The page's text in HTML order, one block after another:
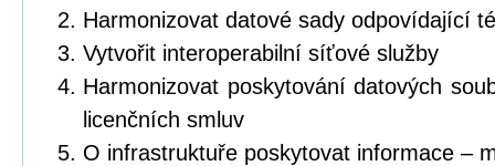
Harmonizovat datové sady odpovídající
Vytvořit interoperabilní síťové služby
Harmonizovat poskytování datových
licenčních smluv
O infrastruktuře poskytovat informace –